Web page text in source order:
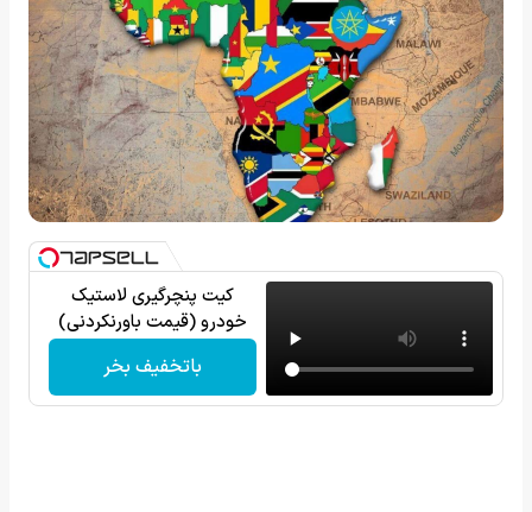
کیت پنچرگیری لاستیک
خودرو (قیمت باورنکردنی)
باتخفیف بخر